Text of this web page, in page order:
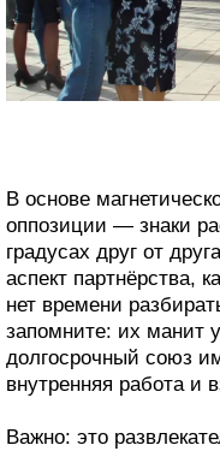
В основе
оппозиции — знаки
градусах друг от
аспект партнёрства,
нет времени
запомните: их манит
долгосрочный союз
внутренняя работа и
Важно: это